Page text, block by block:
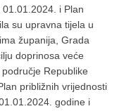
i Plan
su upravna tijela u
županija, Grada
doprinosa veće
Republike
približnih vrijednosti
godine i